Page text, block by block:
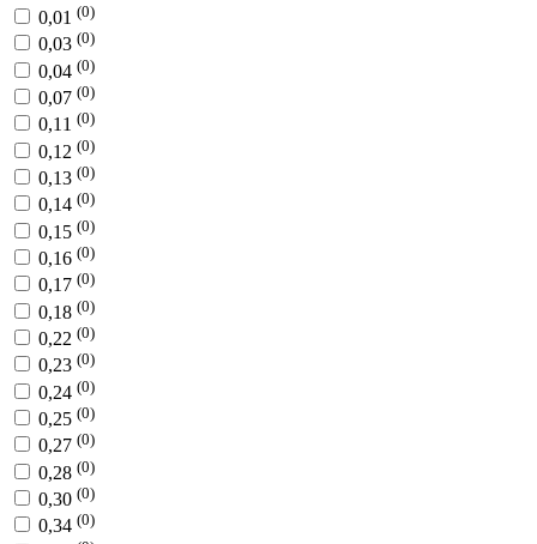
0,01 (0)
0,03 (0)
0,04 (0)
0,07 (0)
0,11 (0)
0,12 (0)
0,13 (0)
0,14 (0)
0,15 (0)
0,16 (0)
0,17 (0)
0,18 (0)
0,22 (0)
0,23 (0)
0,24 (0)
0,25 (0)
0,27 (0)
0,28 (0)
0,30 (0)
0,34 (0)